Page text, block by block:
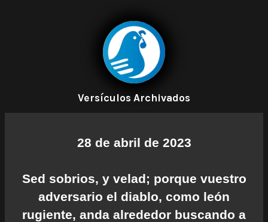
Versículos Archivados
28 de abril de 2023
Sed sobrios, y velad; porque vuestro
adversario el diablo, como león
rugiente, anda alrededor buscando a